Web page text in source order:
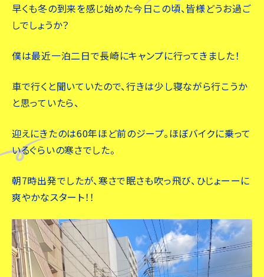
早くも冬の到来を感じ始めた今日この頃、皆様どうお過ご
しでしょうか？
僕は最近一泊二日で長崎にキャンプに行ってきました！
車で行くと聞いていたので、行きは少し寝ながら行こうか
と思っていたら、
迎えにきたのは60年ほど前のジープ。ほぼバイクに乗って
いるぐらいの寒さでした。
朝7時出発でしたが、寒さで眠さも吹っ飛び、ひじょーーに
爽やかなスタート！！